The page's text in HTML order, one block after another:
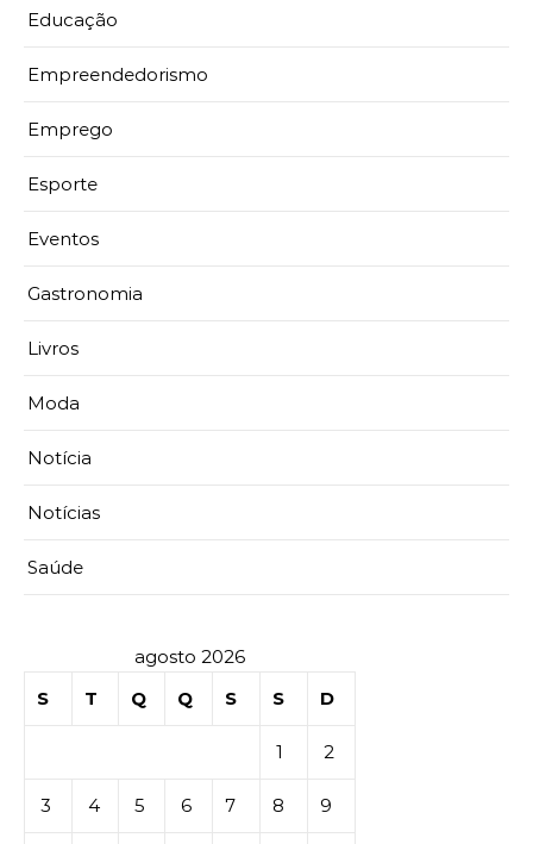
Educação
Empreendedorismo
Emprego
Esporte
Eventos
Gastronomia
Livros
Moda
Notícia
Notícias
Saúde
agosto 2026
S
T Q Q S S D
1 2
3 4 5 6 7 8 9